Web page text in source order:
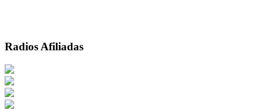
Radios Afiliadas